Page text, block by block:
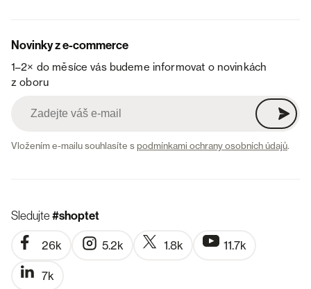
Novinky z e-commerce
1–2× do měsíce vás budeme informovat o novinkách
z oboru
Vložením e-mailu souhlasíte spodmínkami ochrany osobních údajů.
Sledujte#shoptet
26k 5.2k 1.8k 11.7k
7k